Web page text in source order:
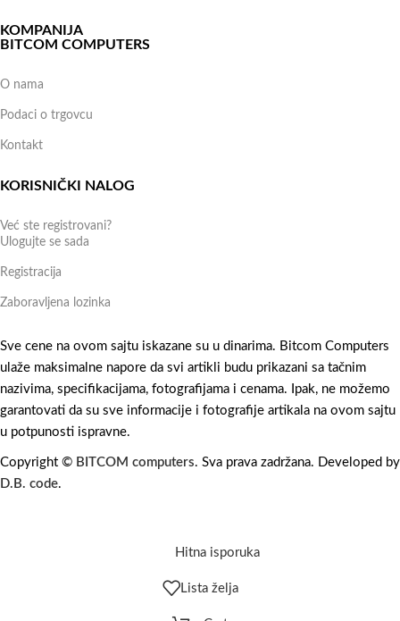
KOMPANIJA
BITCOM COMPUTERS
O nama
Podaci o trgovcu
Kontakt
KORISNIČKI NALOG
Već ste registrovani?
Ulogujte se sada
Registracija
Zaboravljena lozinka
Sve cene na ovom sajtu iskazane su u dinarima. Bitcom Computers
ulaže maksimalne napore da svi artikli budu prikazani sa tačnim
nazivima, specifikacijama, fotografijama i cenama. Ipak, ne možemo
garantovati da su sve informacije i fotografije artikala na ovom sajtu
u potpunosti ispravne.
Copyright © BITCOM computers. Sva prava zadržana. Developed by
D.B. code.
Hitna isporuka
Lista želja